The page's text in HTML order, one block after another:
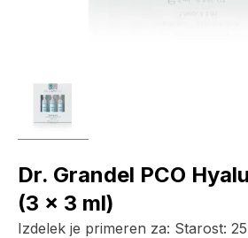
Dr. Grandel PCO
(3 x 3 ml)
Izdelek je primeren za: Starost: